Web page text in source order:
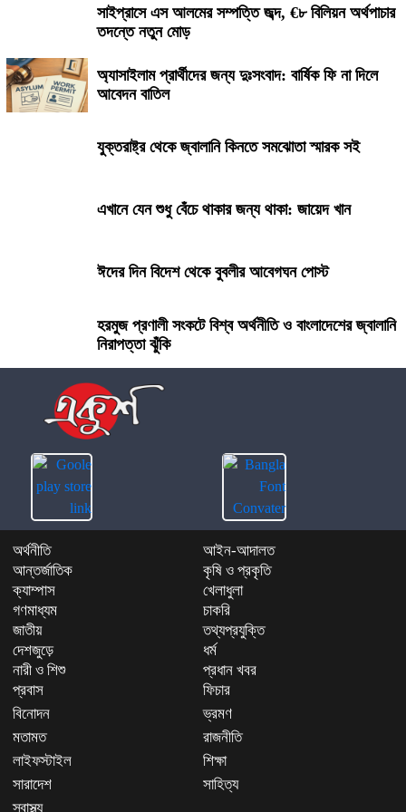
সাইপ্রাসে এস আলমের সম্পত্তি জব্দ, €৮ বিলিয়ন অর্থপাচার
তদন্তে নতুন মোড়
অ্যাসাইলাম প্রার্থীদের জন্য দুঃসংবাদ: বার্ষিক ফি না দিলে
আবেদন বাতিল
যুক্তরাষ্ট্র থেকে জ্বালানি কিনতে সমঝোতা স্মারক সই
এখানে যেন শুধু বেঁচে থাকার জন্য থাকা: জায়েদ খান
ঈদের দিন বিদেশ থেকে বুবলীর আবেগঘন পোস্ট
হরমুজ প্রণালী সংকটে বিশ্ব অর্থনীতি ও বাংলাদেশের জ্বালানি
নিরাপত্তা ঝুঁকি
অর্থনীতি
আইন-আদালত
আন্তর্জাতিক
কৃষি ও প্রকৃতি
ক্যাম্পাস
খেলাধুলা
গণমাধ্যম
চাকরি
জাতীয়
তথ্যপ্রযুক্তি
দেশজুড়ে
ধর্ম
নারী ও শিশু
প্রধান খবর
প্রবাস
ফিচার
বিনোদন
ভ্রমণ
মতামত
রাজনীতি
লাইফস্টাইল
শিক্ষা
সারাদেশ
সাহিত্য
স্বাস্থ্য